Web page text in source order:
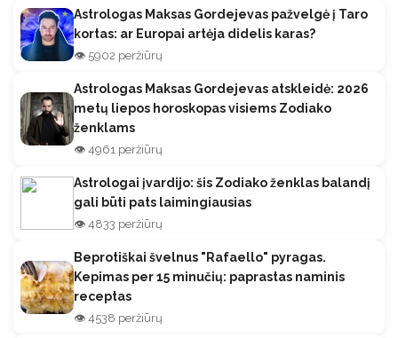
Astrologas Maksas Gordejevas pažvelgė į Taro
kortas: ar Europai artėja didelis karas?
👁️ 5902 peržiūrų
Astrologas Maksas Gordejevas atskleidė: 2026
metų liepos horoskopas visiems Zodiako
ženklams
👁️ 4961 peržiūrų
Astrologai įvardijo: šis Zodiako ženklas balandį
gali būti pats laimingiausias
👁️ 4833 peržiūrų
Beprotiškai švelnus "Rafaello" pyragas.
Kepimas per 15 minučių: paprastas naminis
receptas
👁️ 4538 peržiūrų